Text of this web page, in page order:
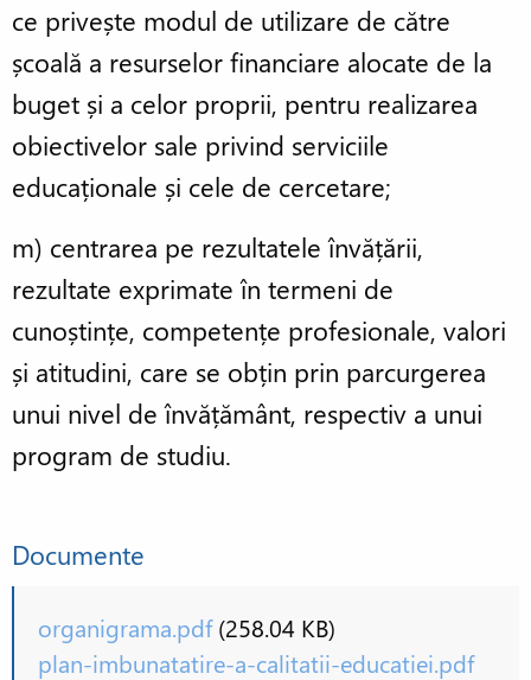
ce privește modul de utilizare de către
școală a resurselor financiare alocate de la
buget și a celor proprii, pentru realizarea
obiectivelor sale privind serviciile
educaționale și cele de cercetare;
m) centrarea pe rezultatele învățării,
rezultate exprimate în termeni de
cunoștințe, competențe profesionale, valori
și atitudini, care se obțin prin parcurgerea
unui nivel de învățământ, respectiv a unui
program de studiu.
Documente
organigrama.pdf (258.04 KB)
plan-imbunatatire-a-calitatii-educatiei.pdf